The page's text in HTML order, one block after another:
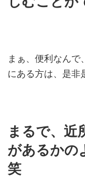
まぁ、便利なん
にある方は、是非
まるで、近
があるかの
笑